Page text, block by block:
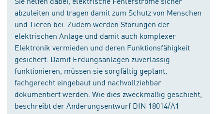
abzuleiten und tragen damit zum Schutz von Menschen
und Tieren bei. Zudem werden Störungen der
elektrischen Anlage und damit auch komplexer
Elektronik vermieden und deren Funktionsfähigkeit
gesichert. Damit Erdungsanlagen zuverlässig
funktionieren, müssen sie sorgfältig geplant,
fachgerecht eingebaut und nachvollziehbar
dokumentiert werden. Wie dies zweckmäßig geschieht,
beschreibt der Änderungsentwurf DIN 18014/A1